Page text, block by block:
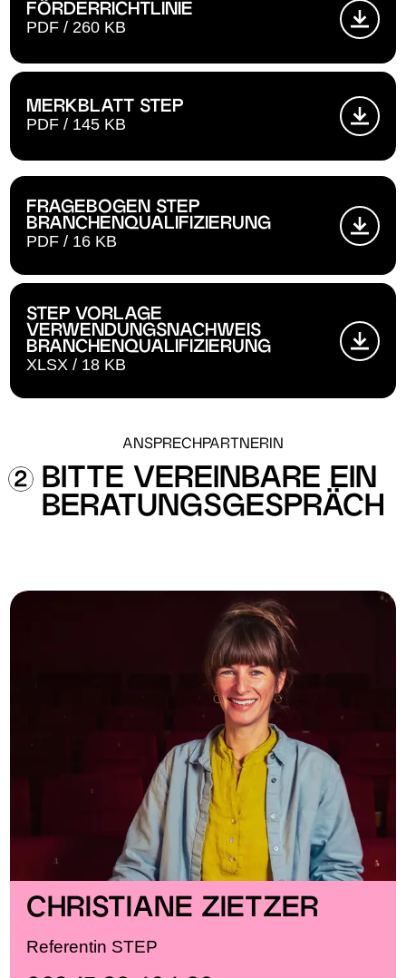
FÖRDERRICHTLINIE
PDF / 260 KB
MERKBLATT STEP
PDF / 145 KB
FRAGEBOGEN STEP
BRANCHENQUALIFIZIERUNG
PDF / 16 KB
STEP VORLAGE
VERWENDUNGSNACHWEIS
BRANCHENQUALIFIZIERUNG
XLSX / 18 KB
ANSPRECHPARTNERIN
BITTE VEREINBARE EIN
BERATUNGSGESPRÄCH
CHRISTIANE ZIETZER
Referentin STEP